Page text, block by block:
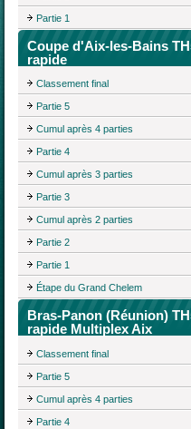
Partie 1
Coupe d'Aix-les-Bains
rapide
Classement final
Partie 5
Cumul après 4 parties
Partie 4
Cumul après 3 parties
Partie 3
Cumul après 2 parties
Partie 2
Partie 1
Étape du Grand Chelem
Bras-Panon (Réunion)
rapide Multiplex Aix
Classement final
Partie 5
Cumul après 4 parties
Partie 4